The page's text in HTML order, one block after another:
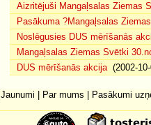
Aizritējuši Mangaļsalas Ziemas
Pasākuma ?Mangaļsalas
Noslēgusies DUS mērīšanās
Mangaļsalas Ziemas Svētki
DUS mērīšanās akcija(2002-10-
Jaunumi Par mums Pasākumi